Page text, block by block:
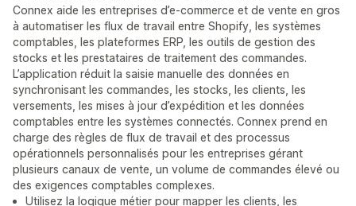
Connex aide les entreprises d’e-commerce et de vente en gros
à automatiser les flux de travail entre Shopify, les systèmes
comptables, les plateformes ERP, les outils de gestion des
stocks et les prestataires de traitement des commandes.
L’application réduit la saisie manuelle des données en
synchronisant les commandes, les stocks, les clients, les
versements, les mises à jour d’expédition et les données
comptables entre les systèmes connectés. Connex prend en
charge des règles de flux de travail et des processus
opérationnels personnalisés pour les entreprises gérant
plusieurs canaux de vente, un volume de commandes élevé ou
des exigences comptables complexes.
Utilisez la logique métier pour mapper les clients, les